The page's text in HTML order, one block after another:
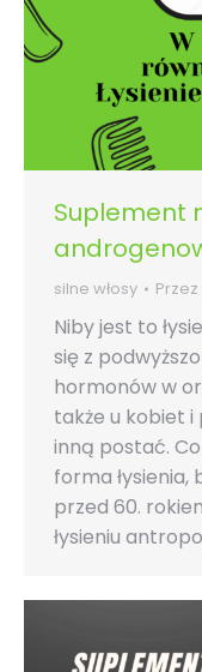
Suplement
silne włosy Przez
Niby jest to
się z
hormonów w
także u kobiet
inną postać.
forma łysienia,
przed 60.
łysieniu